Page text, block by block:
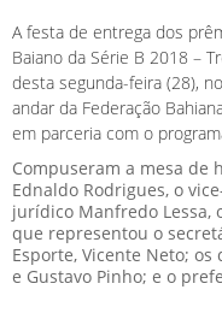
A festa de entrega dos
Baiano da Série B 2018 –
desta segunda-feira (28),
andar da Federação
em parceria com o
Compuseram a mesa de
Ednaldo Rodrigues, o
jurídico Manfredo Lessa,
que representou o
Esporte, Vicente Neto;
e Gustavo Pinho; e o